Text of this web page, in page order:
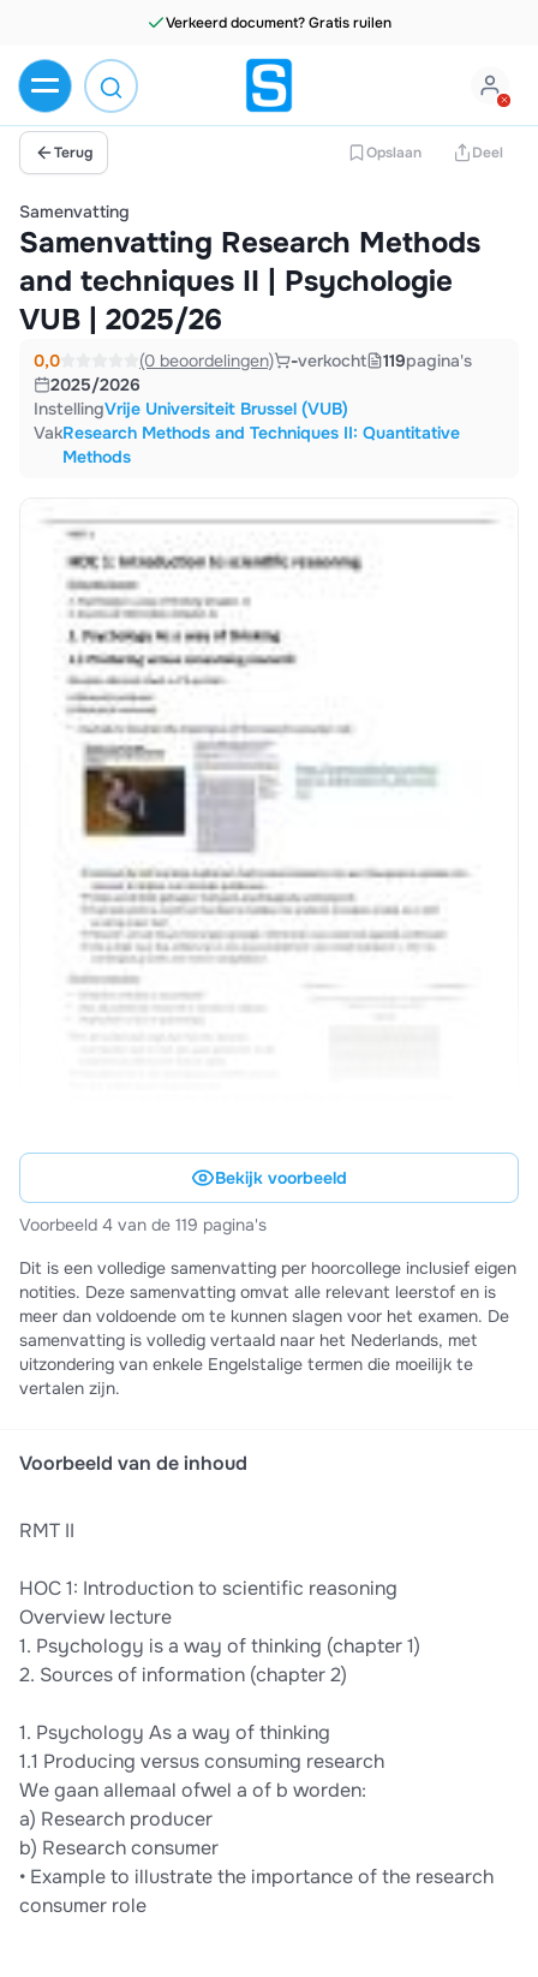
Verkeerd document? Gratis ruilen
Terug Opslaan Deel
Samenvatting
Samenvatting Research Methods
and techniques II | Psychologie
VUB | 2025/26
0,0 (0 beoordelingen) -verkocht 119pagina's
2025/2026
InstellingVrije Universiteit Brussel (VUB)
VakResearch Methods and Techniques II: Quantitative
Methods
Bekijk voorbeeld
Voorbeeld 4 van de 119 pagina's
Dit is een volledige samenvatting per hoorcollege inclusief eigen
notities. Deze samenvatting omvat alle relevant leerstof en is
meer dan voldoende om te kunnen slagen voor het examen. De
samenvatting is volledig vertaald naar het Nederlands, met
uitzondering van enkele Engelstalige termen die moeilijk te
vertalen zijn.
Voorbeeld van de inhoud
RMT II
HOC 1: Introduction to scientific reasoning
Overview lecture
1. Psychology is a way of thinking (chapter 1)
2. Sources of information (chapter 2)
1. Psychology As a way of thinking
1.1 Producing versus consuming research
We gaan allemaal ofwel a of b worden:
a) Research producer
b) Research consumer
• Example to illustrate the importance of the research
consumer role